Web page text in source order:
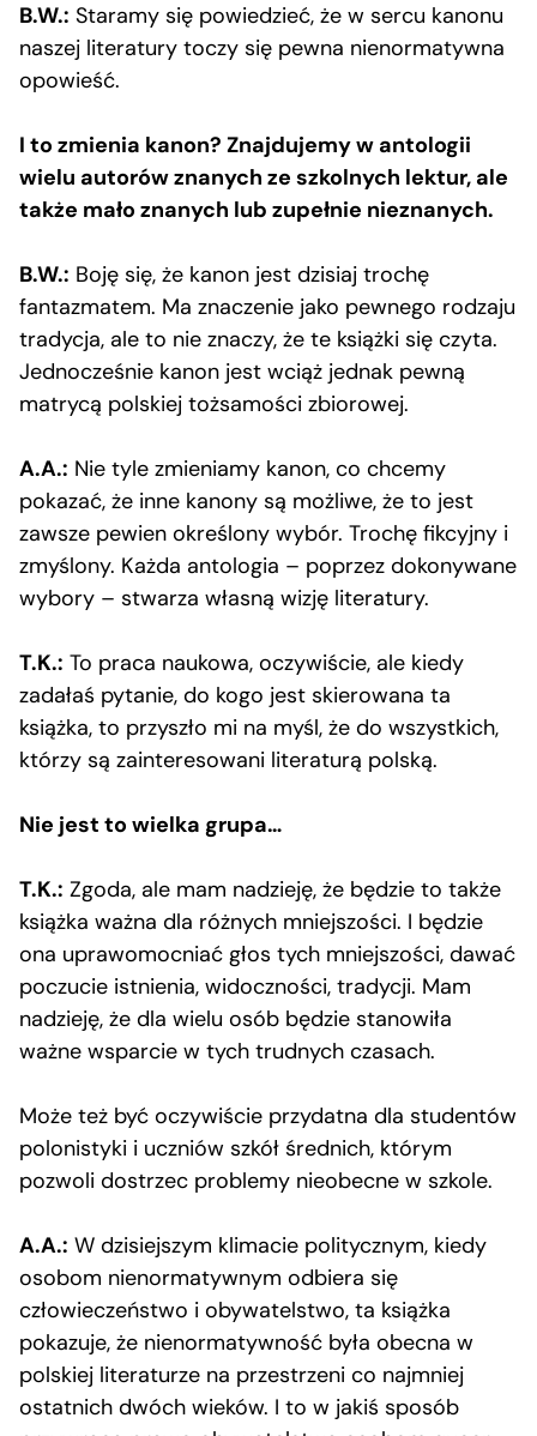
B.W.: Staramy się powiedzieć, że w sercu kanonu
naszej literatury toczy się pewna nienormatywna
opowieść.
I to zmienia kanon? Znajdujemy w antologii
wielu autorów znanych ze szkolnych lektur, ale
także mało znanych lub zupełnie nieznanych.
B.W.: Boję się, że kanon jest dzisiaj trochę
fantazmatem. Ma znaczenie jako pewnego rodzaju
tradycja, ale to nie znaczy, że te książki się czyta.
Jednocześnie kanon jest wciąż jednak pewną
matrycą polskiej tożsamości zbiorowej.
A.A.: Nie tyle zmieniamy kanon, co chcemy
pokazać, że inne kanony są możliwe, że to jest
zawsze pewien określony wybór. Trochę fikcyjny i
zmyślony. Każda antologia – poprzez dokonywane
wybory – stwarza własną wizję literatury.
T.K.: To praca naukowa, oczywiście, ale kiedy
zadałaś pytanie, do kogo jest skierowana ta
książka, to przyszło mi na myśl, że do wszystkich,
którzy są zainteresowani literaturą polską.
Nie jest to wielka grupa…
T.K.: Zgoda, ale mam nadzieję, że będzie to także
książka ważna dla różnych mniejszości. I będzie
ona uprawomocniać głos tych mniejszości, dawać
poczucie istnienia, widoczności, tradycji. Mam
nadzieję, że dla wielu osób będzie stanowiła
ważne wsparcie w tych trudnych czasach.
Może też być oczywiście przydatna dla studentów
polonistyki i uczniów szkół średnich, którym
pozwoli dostrzec problemy nieobecne w szkole.
A.A.: W dzisiejszym klimacie politycznym, kiedy
osobom nienormatywnym odbiera się
człowieczeństwo i obywatelstwo, ta książka
pokazuje, że nienormatywność była obecna w
polskiej literaturze na przestrzeni co najmniej
ostatnich dwóch wieków. I to w jakiś sposób